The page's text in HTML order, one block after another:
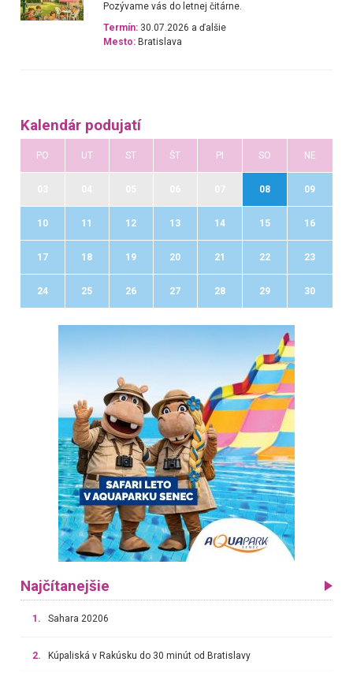
Pozývame vás do letnej čitárne.
Termín: 30.07.2026 a ďalšie
Mesto: Bratislava
Kalendár podujatí
PO UT ST ŠT PI SO NE
08 09
10 11 12 13 14 15 16
17 18 19 20 21 22 23
24 25 26 27 28 29 30
Najčítanejšie
1. Sahara 20206
2. Kúpaliská v Rakúsku do 30 minút od Bratislavy